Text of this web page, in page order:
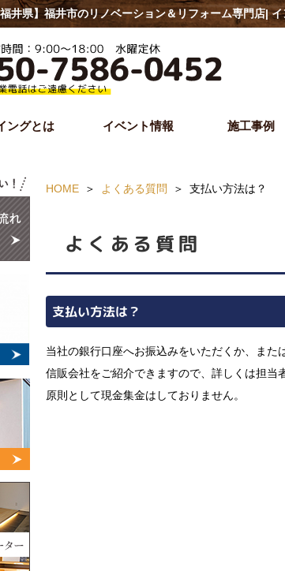
井県】福井市のリノベーション＆リフォーム専門店|
ングとは イベント情報 施工事例
HOME よくある質問 支払い方法は？
よくある質問
支払い方法は？
当社の銀行口座へお振込みをいただくか、また
信販会社をご紹介できますので、詳しくは担当
原則として現金集金はしておりません。